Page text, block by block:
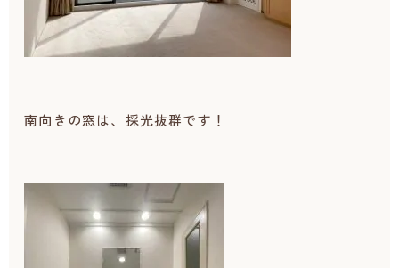
南向きの窓は、採光抜群です！